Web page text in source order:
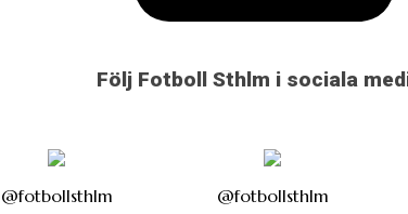
Följ Fotboll Sthlm i sociala
@fotbollsthlm @fotbollsthlm